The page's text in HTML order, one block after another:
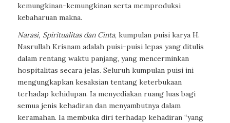
kemungkinan-kemungkinan serta memproduksi
kebaharuan makna.
Narasi, Spiritualitas dan Cinta, kumpulan puisi karya H.
Nasrullah Krisnam adalah puisi-puisi lepas yang ditulis
dalam rentang waktu panjang, yang mencerminkan
hospitalitas secara jelas. Seluruh kumpulan puisi ini
mengungkapkan kesaksian tentang keterbukaan
terhadap kehidupan. Ia menyediakan ruang luas bagi
semua jenis kehadiran dan menyambutnya dalam
keramahan. Ia membuka diri terhadap kehadiran “yang